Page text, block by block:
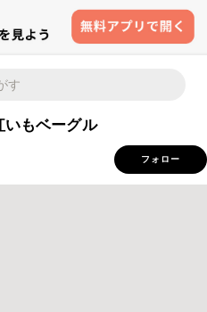
いもベーグル
フォロー